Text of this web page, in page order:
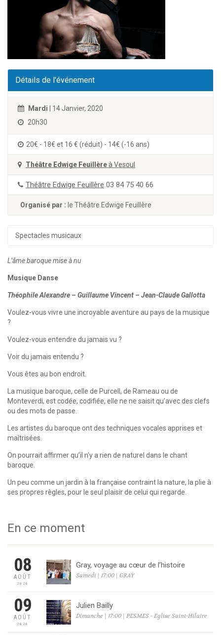
Détails de l'événement
Mardi | 14 Janvier, 2020
20h30
20€ - 18€ et 16 € (réduit) - 14€ (-16 ans)
Théâtre Edwige Feuillèreà Vesoul
Théâtre Edwige Feuillère 03 84 75 40 66
Organisé par : le Théâtre Edwige Feuillère
Spectacles musicaux
L’âme baroque mise à nu
Musique Danse
Théophile Alexandre – Guillaume Vincent – Jean-Claude Gallotta
Voulez-vous vivre une incroyable aventure au pays de la musique
?
Voulez-vous entendre du jamais vu ?
Voir du jamais entendu ?
Vous êtes au bon endroit.
La musique baroque, celle de Purcell, de Rameau ou de
Monteverdi, est codée, codifiée, elle ne ne saisit qu’avec des clefs
ou des mots de passe.
Les artistes du baroque ont des techniques vocales apprises et
maîtrisées.
On pourrait affirmer qu’il n’y a rien de naturel dans le chant
baroque.
Un peu comme un jardin à la française contraint la nature, la plie à
ses propres règles, pour le seul plaisir de celui qui regarde.
En ce moment
08
AOÛT
2026
Gray, voyage au cœur de l’histoire
Samedi | 17:00 | GRAY
09
AOÛT
2026
Julien Bailly
Dimanche | 17:00 | PESMES - Eglise Saint-Hilaire